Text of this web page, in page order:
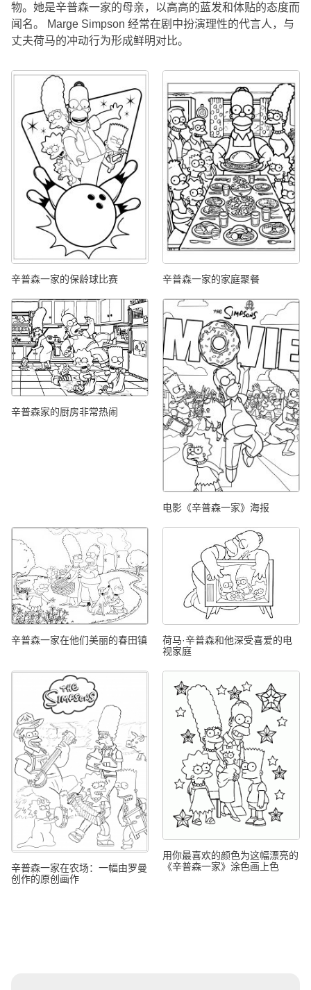
物。她是辛普森一家的母亲，以高高的蓝发和体贴的态度而
闻名。 Marge Simpson 经常在剧中扮演理性的代言人，与
丈夫荷马的冲动行为形成鲜明对比。
辛普森一家的保龄球比赛 辛普森一家的家庭聚餐
辛普森家的厨房非常热闹
电影《辛普森一家》海报
辛普森一家在他们美丽的春田镇
荷马·辛普森和他深受喜爱的电
视家庭
辛普森一家在农场：一幅由罗曼
创作的原创画作
用你最喜欢的颜色为这幅漂亮的
《辛普森一家》涂色画上色